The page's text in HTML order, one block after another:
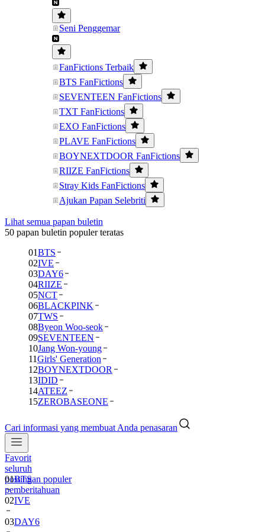
Seni Penggemar
FanFictions Terbaik
BTS FanFictions
SEVENTEEN FanFictions
TXT FanFictions
EXO FanFictions
PLAVE FanFictions
BOYNEXTDOOR FanFictions
RIIZE FanFictions
Stray Kids FanFictions
Ajukan Papan Selebriti
Lihat semua papan buletin
50 papan buletin populer teratas
01BTS
02IVE
03DAY6
04RIIZE
05NCT
06BLACKPINK
07TWS
08Byeon Woo-seok
09SEVENTEEN
10Jang Won-young
11Girls' Generation
12BOYNEXTDOOR
13IDID
14ATEEZ
15ZEROBASEONE
Cari informasi yang membuat Anda penasaran
Favorit
seluruh
postingan populer
pemberitahuan
01BTS
02IVE
03DAY6
04RIIZE